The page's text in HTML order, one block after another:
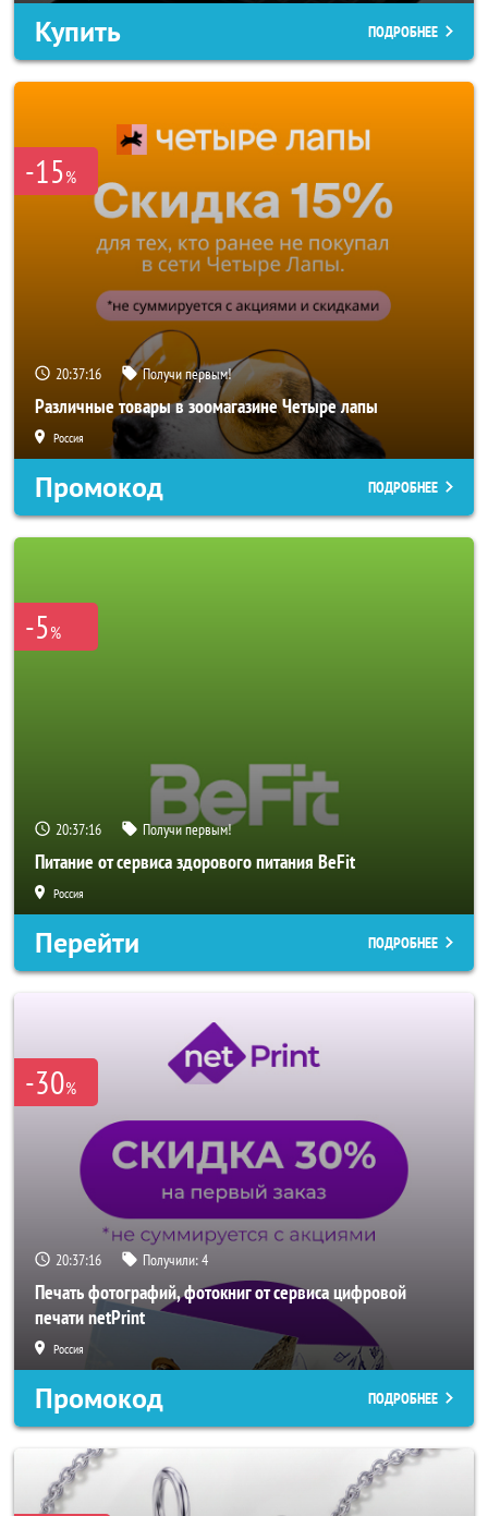
Купить ПОДРОБНЕЕ
-15%
20:37:14 Получи первым!
Различные товары в зоомагазине Четыре лапы
Россия
Промокод ПОДРОБНЕЕ
-5%
20:37:14 Получи первым!
Питание от сервиса здорового питания BeFit
Россия
Перейти ПОДРОБНЕЕ
-30%
20:37:14 Получили:4
Печать фотографий, фотокниг от сервиса цифровой
печати netPrint
Россия
Промокод ПОДРОБНЕЕ